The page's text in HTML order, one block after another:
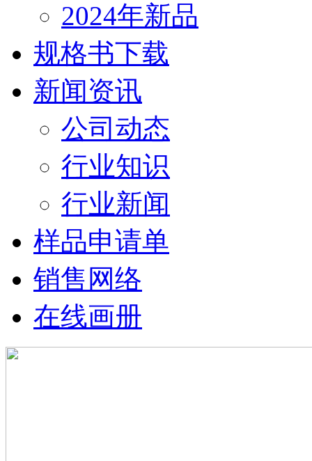
2024年新品
规格书下载
新闻资讯
公司动态
行业知识
行业新闻
样品申请单
销售网络
在线画册